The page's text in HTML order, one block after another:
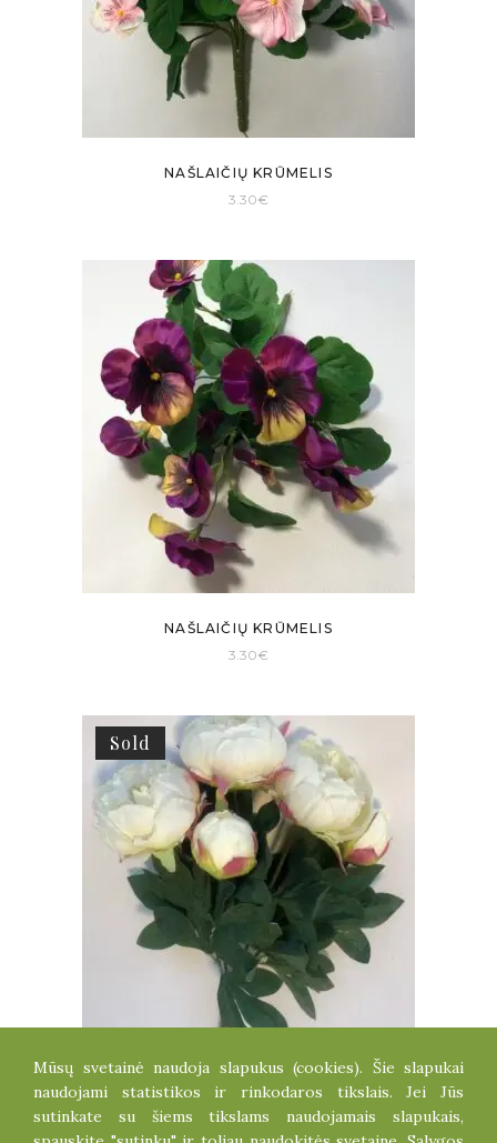
NAŠLAIČIŲ KRŪMELIS
3.30€
NAŠLAIČIŲ KRŪMELIS
3.30€
Sold
BIJŪNŲ PUOKŠTĖ
6.80€
Mūsų svetainė naudoja slapukus (cookies). Šie slapukai
naudojami statistikos ir rinkodaros tikslais. Jei Jūs
sutinkate su šiems tikslams naudojamais slapukais,